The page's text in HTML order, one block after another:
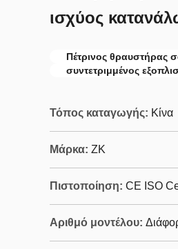
ισχύος
Πέτρινος θραυστήρας
συντετριμμένος
Τόπος καταγωγής: Κίνα
Μάρκα: ZK
Πιστοποίηση: CE ISO
Αριθμό μοντέλου: